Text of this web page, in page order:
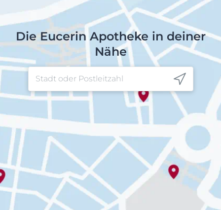
Die Eucerin Apotheke in deiner
Nähe